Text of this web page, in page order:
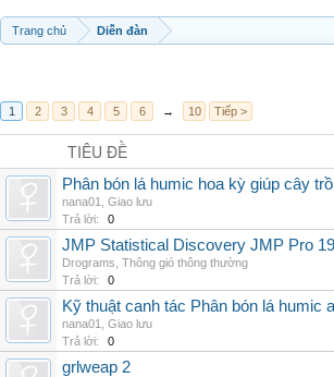
Trang chủ Diễn đàn
1 2 3 4 5 6 → 10 Tiếp >
TIÊU ĐỀ
Phân bón lá humic hoa kỳ giúp cây
nana01
Giao lưu
Trả lời:
0
JMP Statistical Discovery JMP Pro
Drograms Thông gió thông thường
Trả lời:
0
Kỹ thuật canh tác Phân bón lá humic
nana01
Giao lưu
Trả lời:
0
grlweap 2